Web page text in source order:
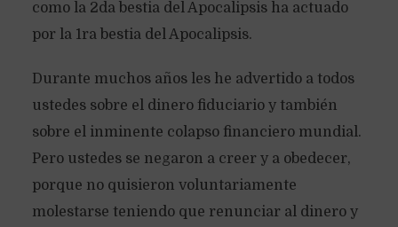
como la 2da bestia del Apocalipsis ha actuado
por la 1ra bestia del Apocalipsis.
Durante muchos años les he advertido a todos
ustedes sobre el dinero fiduciario y también
sobre el inminente colapso financiero mundial.
Pero ustedes se negaron a creer y a obedecer,
porque no quisieron voluntariamente
molestarse teniendo que renunciar al dinero y